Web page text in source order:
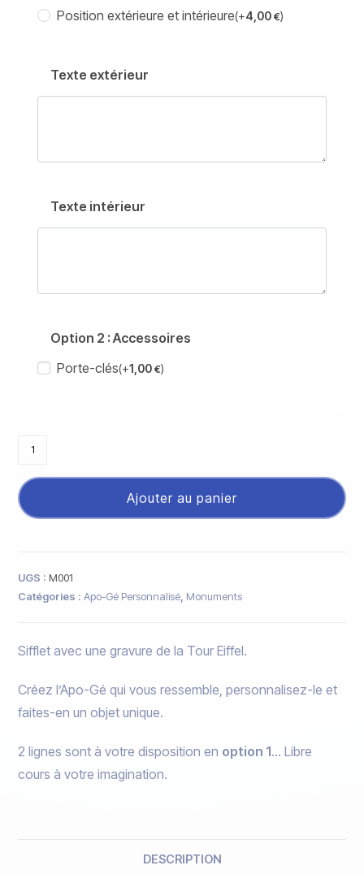
Position extérieure et intérieure(+4,00€)
Texte extérieur
Texte intérieur
Option 2 : Accessoires
Porte-clés(+1,00€)
Ajouter au panier
UGS :M001
Catégories :Apo-Gé Personnalisé Monuments
Sifflet avec une gravure de la Tour Eiffel.
Créez l’Apo-Gé qui vous ressemble, personnalisez-le et
faites-en un objet unique.
2 lignes sont à votre disposition en option 1… Libre
cours à votre imagination.
DESCRIPTION